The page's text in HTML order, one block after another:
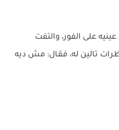
على الفور، والتفت
تالين له، فقال: مش ديه